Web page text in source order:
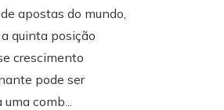
apostas do mundo,
quinta posição
crescimento
pode ser
comb...